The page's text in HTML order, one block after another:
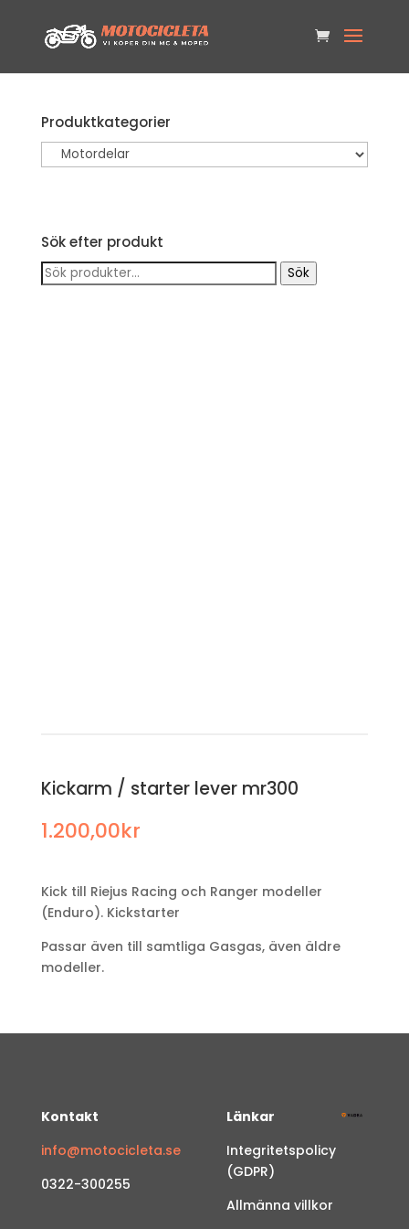
Produktkategorier
Sök efter produkt
Sök
Sök
Kickarm / starter lever mr300
1.200,00kr
Kick till Riejus Racing och Ranger modeller
(Enduro). Kickstarter
Passar även till samtliga Gasgas, även äldre
modeller.
Kontakt
info@motocicleta.se
0322-300255
Länkar
Integritetspolicy
(GDPR)
Allmänna villkor